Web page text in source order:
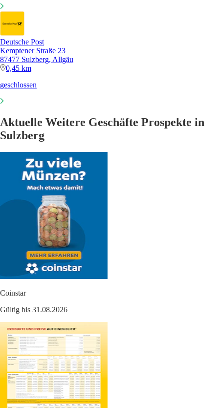
Deutsche Post
Kemptener Straße 23
87477 Sulzberg, Allgäu
0,45 km
geschlossen
Aktuelle Weitere Geschäfte Prospekte in
Sulzberg
Coinstar
Gültig bis 31.08.2026